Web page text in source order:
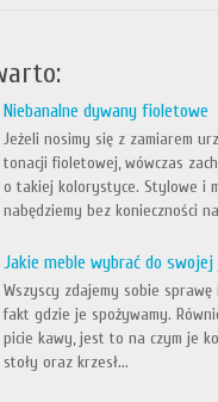
Niebanalne dywany fioletowe
Jeżeli nosimy się z zamiarem
tonacji fioletowej, wówczas
o takiej kolorystyce. Stylowe i
nabędziemy bez konieczności
Jakie meble wybrać do swojej
Wszyscy zdajemy sobie
fakt gdzie je spożywamy.
picie kawy, jest to na czym je
stoły oraz krzesł...